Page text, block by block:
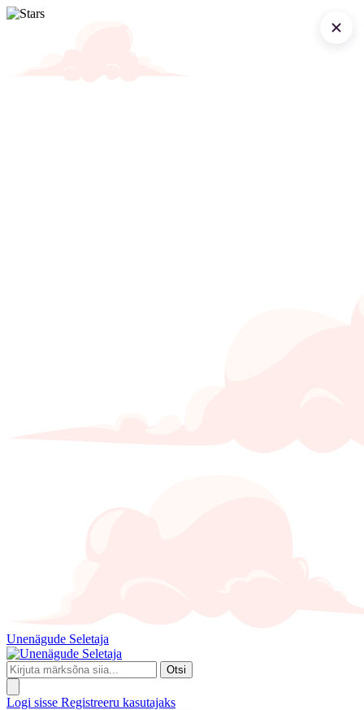
Unenägude Seletaja
Otsi
Logi sisse Registreeru kasutajaks